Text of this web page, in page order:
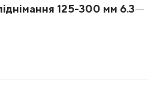
125-300 мм 6.3